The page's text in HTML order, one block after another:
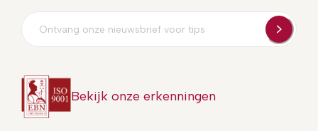
Bekijk onze erkenningen